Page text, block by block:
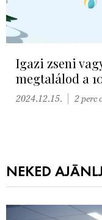
Igazi zseni
megtalálod a
2024.12.15. 2 perc
NEKED